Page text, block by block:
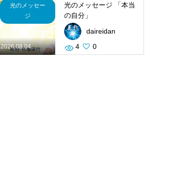
2026.08.04
光のメッセー
ジ
光のメッセージ 「本当
の自分」
daireidan
4
0